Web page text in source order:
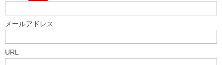
メールアドレス
URL